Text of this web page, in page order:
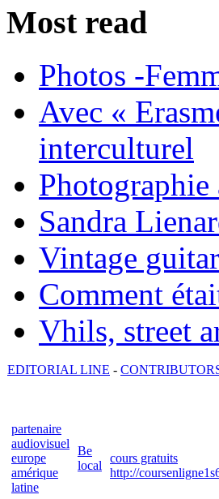
Most read
Photos -
Avec «
interculturel
Photographie
Sandra
Vintage
Comment
Vhils, street
EDITORIAL LINE -
partenaire
audiovisuel
europe
amérique
latine
Be
local
cours gratuits
http://